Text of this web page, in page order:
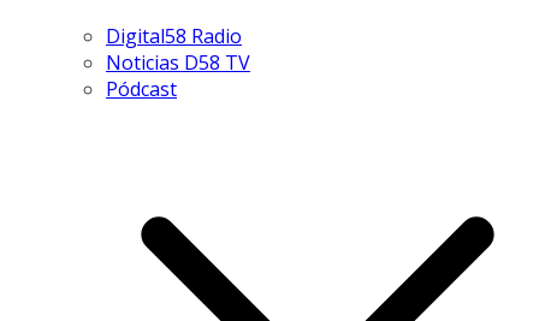
Digital58 Radio
Noticias D58 TV
Pódcast